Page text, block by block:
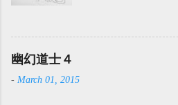
場はめちゃくちゃ
さんは、みんなの
幽幻道士４
- March 01, 2015